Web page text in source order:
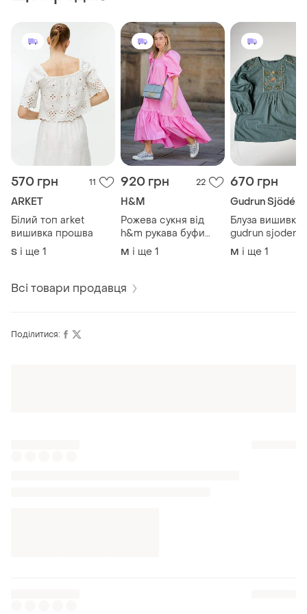
570 грн 11
ARKET
Білий топ arket
вишивка прошва
S і ще 1
920 грн 22
H&M
Рожева сукня від
h&m рукава буфи
бавовняна
M і ще 1
670 грн
Gudrun Sjödén
Блуза вишивка
gudrun sjoden
M і ще 1
Всі товари продавця
Поділитися: